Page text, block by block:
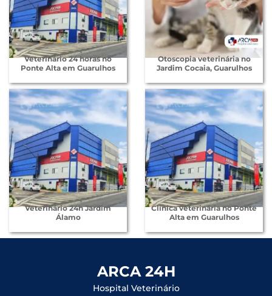
Veterinário 24 horas no
Ponte Alta em Guarulhos
Otoscopia veterinária no
Jardim Cocaia, Guarulhos
Veterinário 24h Jardim
Álamo
Clínica veterinária no Ponte
Alta em Guarulhos
ARCA 24H
Hospital Veterinário